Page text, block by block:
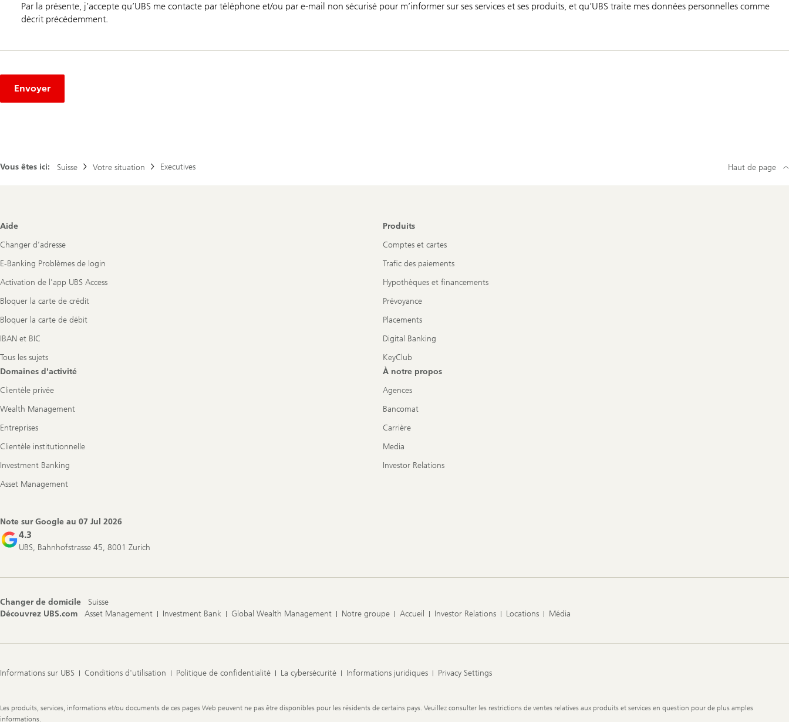
Par la présente, j’accepte qu’UBS me contacte par téléphone et/ou par e-mail non sécurisé pour m’informer sur ses services et ses produits, et qu’UBS traite mes données personnelles comme
décrit précédemment.
Envoyer
Vous êtes ici: Suisse Votre situation Executives Haut de page
Footer
Aide
Changer d’adresse
E-Banking Problèmes de login
Activation de l'app UBS Access
Bloquer la carte de crédit
Bloquer la carte de débit
IBAN et BIC
Tous les sujets
Produits
Comptes et cartes
Trafic des paiements
Hypothèques et financements
Prévoyance
Placements
Digital Banking
KeyClub
Domaines d'activité
Clientèle privée
Wealth Management
Entreprises
Clientèle institutionnelle
Investment Banking
Asset Management
À notre propos
Agences
Bancomat
Carrière
Media
Investor Relations
Note sur Google au 07 Jul 2026
4.3
UBS, Bahnhofstrasse 45, 8001 Zurich
Changer de domicile
Suisse
Découvrez UBS.com
Asset Management Investment Bank Global Wealth Management Notre groupe Accueil Investor Relations Locations Média
Informations sur UBS Conditions d'utilisation Politique de confidentialité La cybersécurité Informations juridiques Privacy Settings
Legal
Information
Les produits, services, informations et/ou documents de ces pages Web peuvent ne pas être disponibles pour les résidents de certains pays. Veuillez consulter les restrictions de ventes relatives aux produits et services en question pour de plus amples
informations.